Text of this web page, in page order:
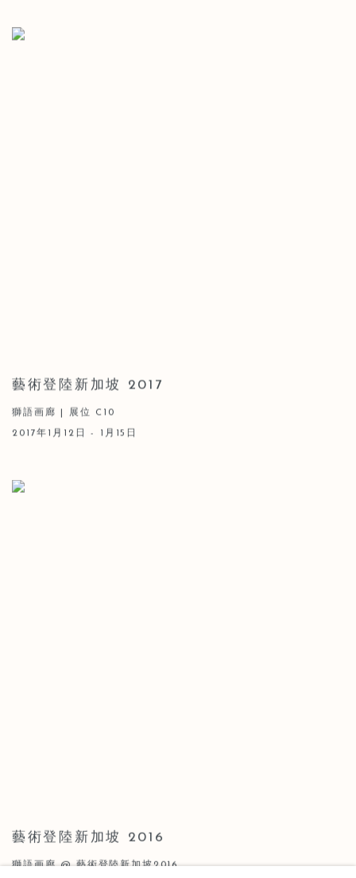
藝術登陸新加坡 2017
獅語画廊 | 展位 C10
2017年1月12日 - 1月15日
藝術登陸新加坡 2016
獅語画廊 @ 藝術登陸新加坡2016